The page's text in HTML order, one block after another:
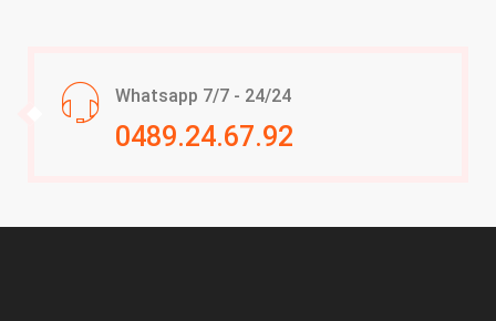
Whatsapp 7/7 - 24/24
0489.24.67.92